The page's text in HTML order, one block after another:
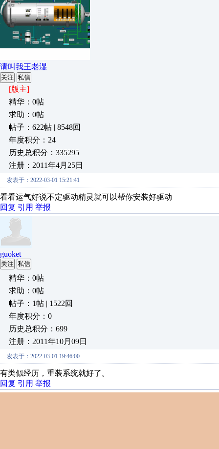
请叫我王老湿
关注 私信
[版主]
精华：0帖
求助：0帖
帖子：622帖 | 8548回
年度积分：24
历史总积分：335295
注册：2011年4月25日
发表于：2022-03-01 15:21:41
看看运气好说不定驱动精灵就可以帮你安装好驱动
回复 引用 举报
guoket
关注 私信
精华：0帖
求助：0帖
帖子：1帖 | 1522回
年度积分：0
历史总积分：699
注册：2011年10月09日
发表于：2022-03-01 19:46:00
有类似经历，重装系统就好了。
回复 引用 举报